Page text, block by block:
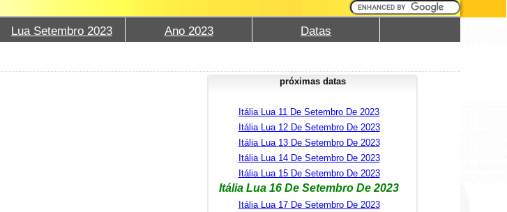
Lua Setembro 2023 Ano 2023 Datas
próximas datas
Itália Lua 11 De Setembro De 2023
Itália Lua 12 De Setembro De 2023
Itália Lua 13 De Setembro De 2023
Itália Lua 14 De Setembro De 2023
Itália Lua 15 De Setembro De 2023
Itália Lua 16 De Setembro De 2023
Itália Lua 17 De Setembro De 2023